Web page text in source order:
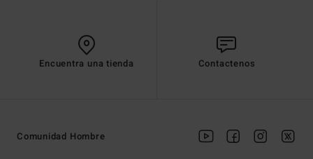
Encuentra una tienda Contactenos
Comunidad Hombre